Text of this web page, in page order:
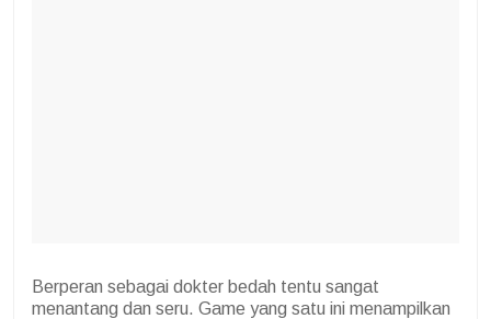
Berperan sebagai dokter bedah tentu sangat
menantang dan seru. Game yang satu ini menampilkan